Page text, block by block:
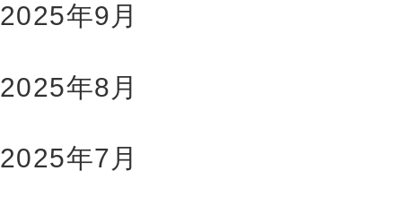
2025年9月
2025年8月
2025年7月